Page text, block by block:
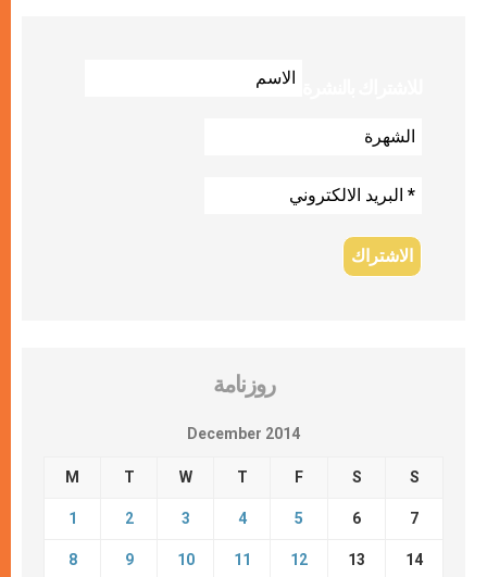
روزنامة
December 2014
M T W T F S S
1 2 3 4 5 6 7
8 9 10 11 12 13 14